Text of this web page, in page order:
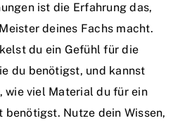
ist die Erfahrung das,
deines Fachs macht.
du ein Gefühl für die
du benötigst, und kannst
wie viel Material du für ein
benötigst. Nutze dein Wissen,